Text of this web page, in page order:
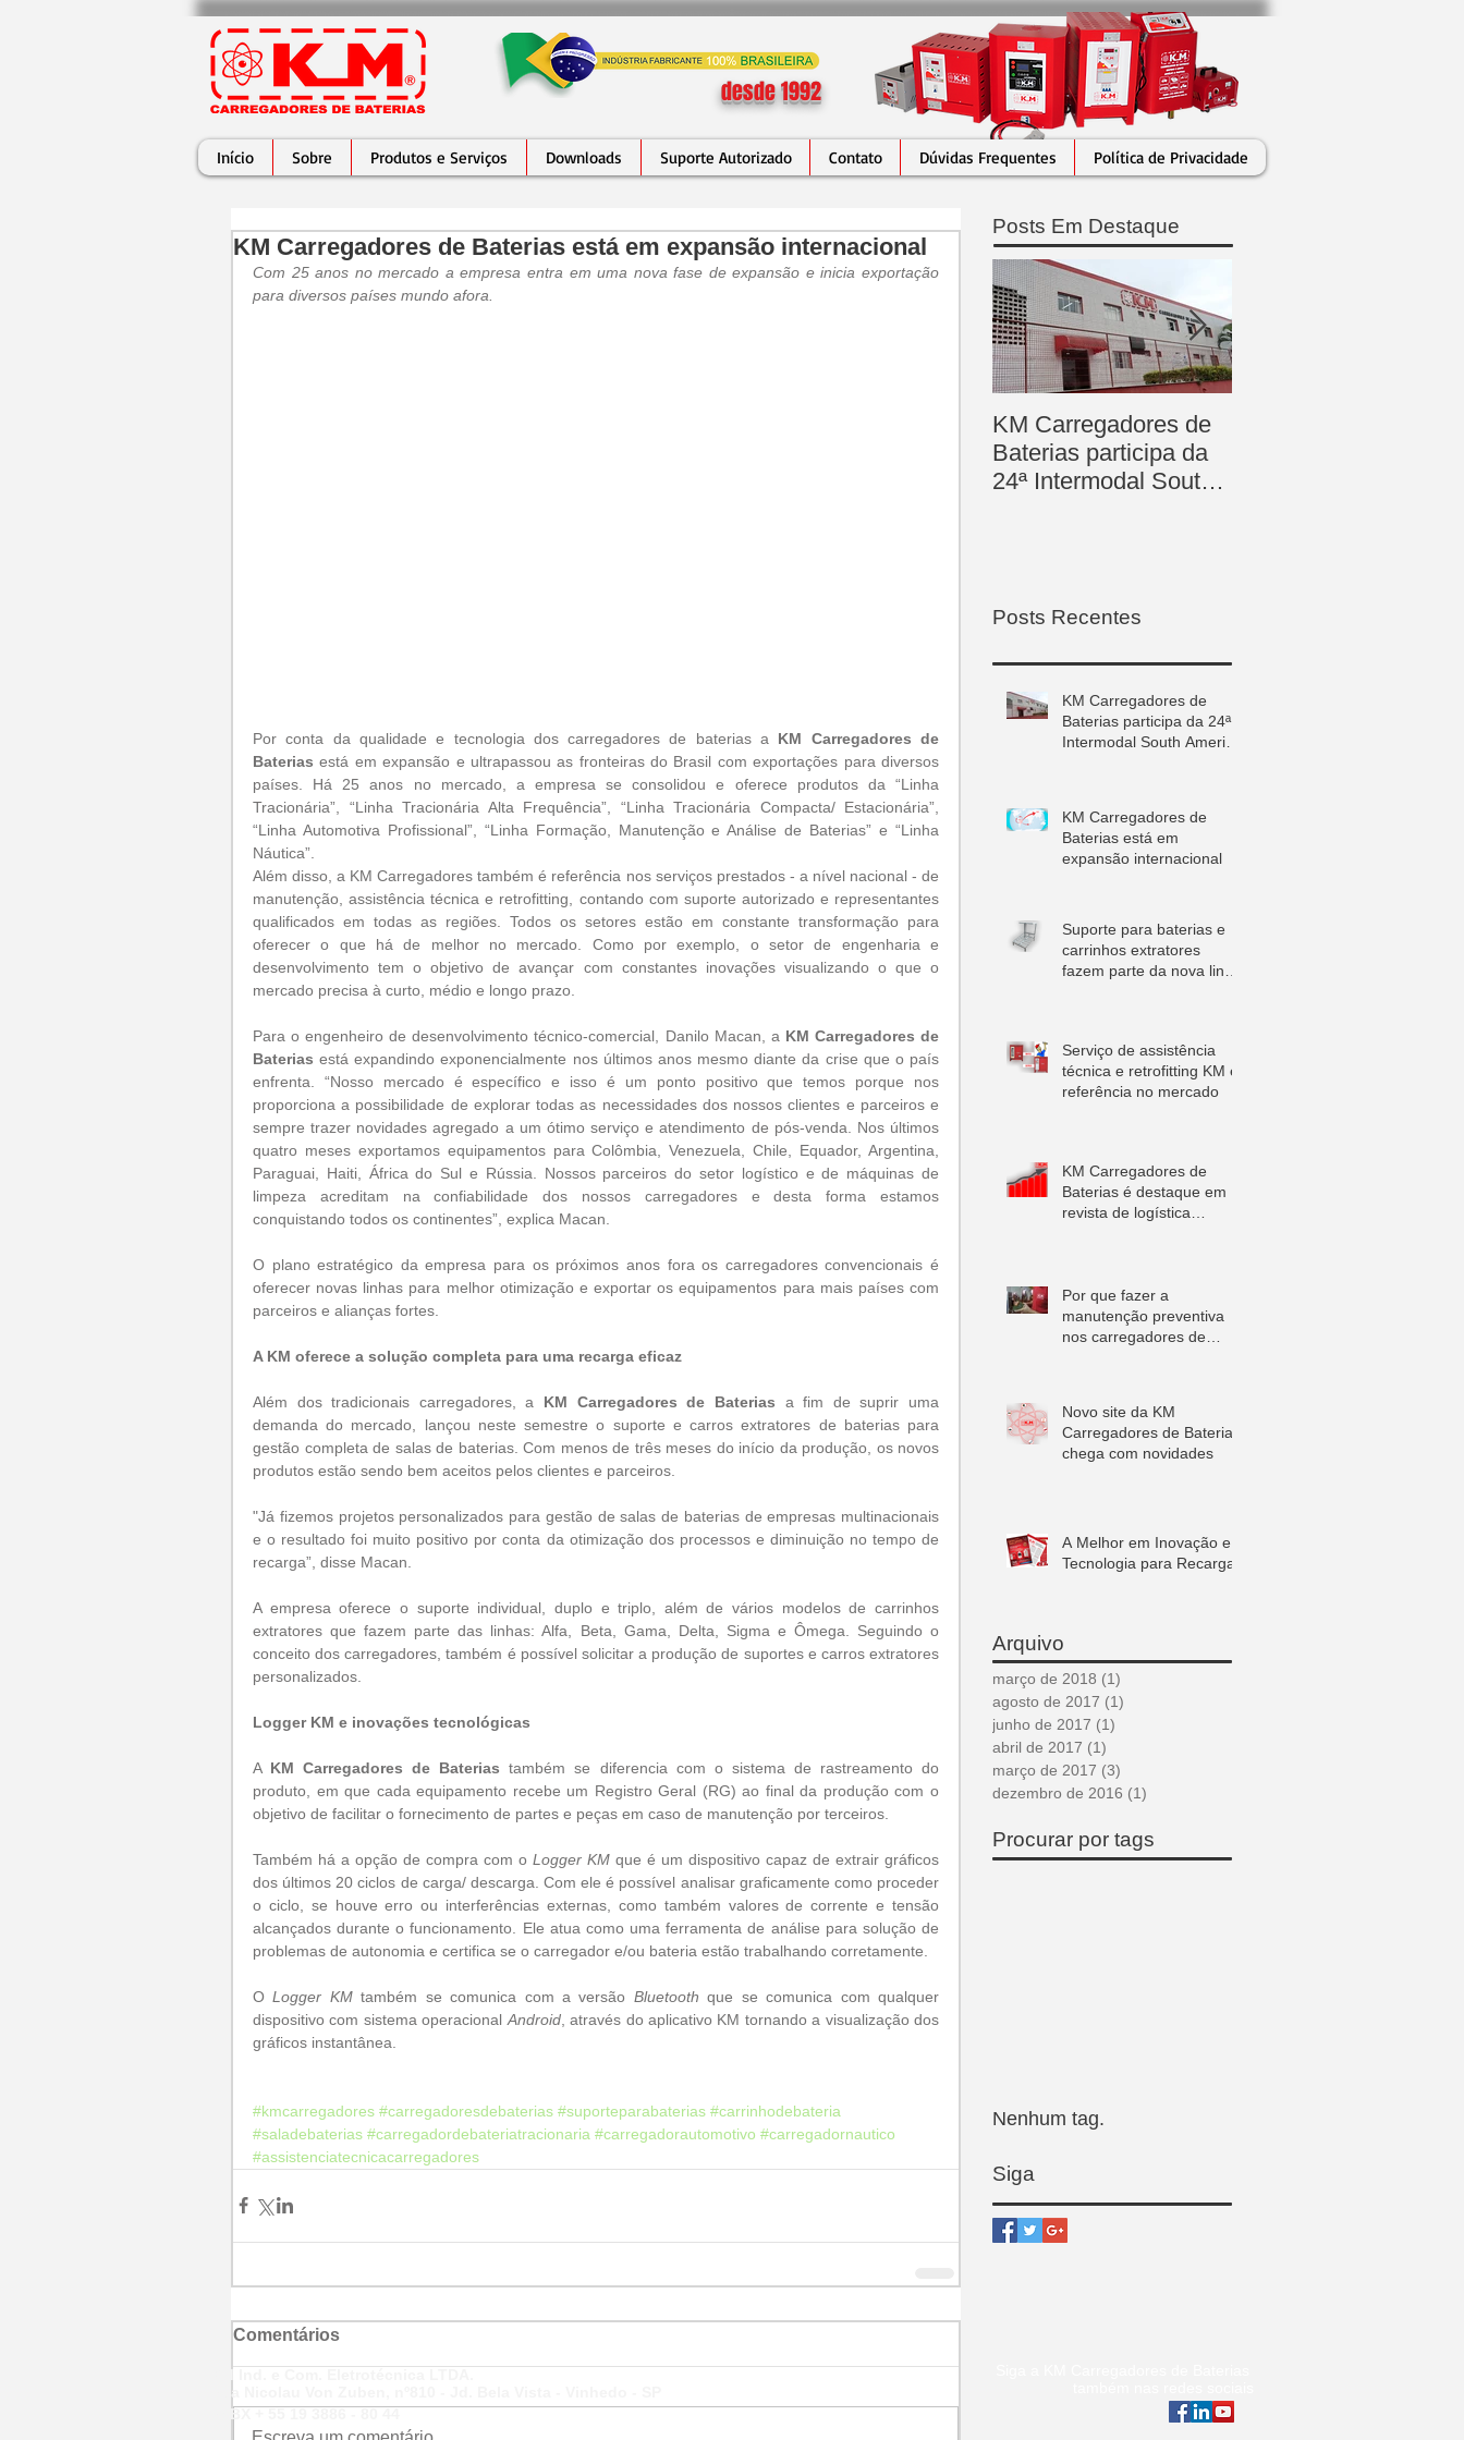
desde 1992
Início Sobre Produtos e Serviços Downloads Suporte Autorizado Contato Dúvidas Frequentes Política de Privacidade
KM Carregadores de Baterias está em expansão internacional
Com 25 anos no mercado a empresa entra em uma nova fase de expansão e inicia exportação
para diversos países mundo afora.
Por conta da qualidade e tecnologia dos carregadores de baterias a KM Carregadores de
Baterias está em expansão e ultrapassou as fronteiras do Brasil com exportações para diversos
países. Há 25 anos no mercado, a empresa se consolidou e oferece produtos da “Linha
Tracionária”, “Linha Tracionária Alta Frequência”, “Linha Tracionária Compacta/ Estacionária”,
“Linha Automotiva Profissional”, “Linha Formação, Manutenção e Análise de Baterias” e “Linha
Náutica”.
Além disso, a KM Carregadores também é referência nos serviços prestados - a nível nacional - de
manutenção, assistência técnica e retrofitting, contando com suporte autorizado e representantes
qualificados em todas as regiões. Todos os setores estão em constante transformação para
oferecer o que há de melhor no mercado. Como por exemplo, o setor de engenharia e
desenvolvimento tem o objetivo de avançar com constantes inovações visualizando o que o
mercado precisa à curto, médio e longo prazo.
Para o engenheiro de desenvolvimento técnico-comercial, Danilo Macan, a KM Carregadores de
Baterias está expandindo exponencialmente nos últimos anos mesmo diante da crise que o país
enfrenta. “Nosso mercado é específico e isso é um ponto positivo que temos porque nos
proporciona a possibilidade de explorar todas as necessidades dos nossos clientes e parceiros e
sempre trazer novidades agregado a um ótimo serviço e atendimento de pós-venda. Nos últimos
quatro meses exportamos equipamentos para Colômbia, Venezuela, Chile, Equador, Argentina,
Paraguai, Haiti, África do Sul e Rússia. Nossos parceiros do setor logístico e de máquinas de
limpeza acreditam na confiabilidade dos nossos carregadores e desta forma estamos
conquistando todos os continentes”, explica Macan.
O plano estratégico da empresa para os próximos anos fora os carregadores convencionais é
oferecer novas linhas para melhor otimização e exportar os equipamentos para mais países com
parceiros e alianças fortes.
A KM oferece a solução completa para uma recarga eficaz
Além dos tradicionais carregadores, a KM Carregadores de Baterias a fim de suprir uma
demanda do mercado, lançou neste semestre o suporte e carros extratores de baterias para
gestão completa de salas de baterias. Com menos de três meses do início da produção, os novos
produtos estão sendo bem aceitos pelos clientes e parceiros.
"Já fizemos projetos personalizados para gestão de salas de baterias de empresas multinacionais
e o resultado foi muito positivo por conta da otimização dos processos e diminuição no tempo de
recarga”, disse Macan.
A empresa oferece o suporte individual, duplo e triplo, além de vários modelos de carrinhos
extratores que fazem parte das linhas: Alfa, Beta, Gama, Delta, Sigma e Ômega. Seguindo o
conceito dos carregadores, também é possível solicitar a produção de suportes e carros extratores
personalizados.
Logger KM e inovações tecnológicas
A KM Carregadores de Baterias também se diferencia com o sistema de rastreamento do
produto, em que cada equipamento recebe um Registro Geral (RG) ao final da produção com o
objetivo de facilitar o fornecimento de partes e peças em caso de manutenção por terceiros.
Também há a opção de compra com o Logger KM que é um dispositivo capaz de extrair gráficos
dos últimos 20 ciclos de carga/ descarga. Com ele é possível analisar graficamente como proceder
o ciclo, se houve erro ou interferências externas, como também valores de corrente e tensão
alcançados durante o funcionamento. Ele atua como uma ferramenta de análise para solução de
problemas de autonomia e certifica se o carregador e/ou bateria estão trabalhando corretamente.
O Logger KM também se comunica com a versão Bluetooth que se comunica com qualquer
dispositivo com sistema operacional Android, através do aplicativo KM tornando a visualização dos
gráficos instantânea.
#kmcarregadores #carregadoresdebaterias #suporteparabaterias #carrinhodebateria
#saladebaterias #carregadordebateriatracionaria #carregadorautomotivo #carregadornautico
#assistenciatecnicacarregadores
Comentários
Posts Em Destaque
KM Carregadores de
Baterias participa da
24ª Intermodal South
Posts Recentes
KM Carregadores de
Baterias participa da 24ª
Intermodal South America
KM Carregadores de
Baterias está em
expansão internacional
Suporte para baterias e
carrinhos extratores
fazem parte da nova linha
Serviço de assistência
técnica e retrofitting KM é
referência no mercado
KM Carregadores de
Baterias é destaque em
revista de logística
Por que fazer a
manutenção preventiva
nos carregadores de
Novo site da KM
Carregadores de Baterias
chega com novidades
A Melhor em Inovação e
Tecnologia para Recarga
Arquivo
março de 2018 (1)
agosto de 2017 (1)
junho de 2017 (1)
abril de 2017 (1)
março de 2017 (3)
dezembro de 2016 (1)
Procurar por tags
Nenhum tag.
Siga
KM Ind. e Com. Eletrotécnica LTDA.
Rua Nicolau Von Zuben, nº810 - Jd. Bela Vista - Vinhedo - SP
PABX + 55 19 3886 - 80 44